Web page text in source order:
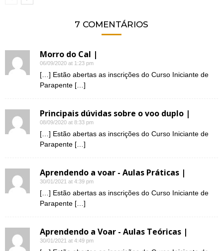
7 COMENTÁRIOS
Morro do Cal |
06/09/2020 at 1:23 pm
[…] Estão abertas as inscrições do Curso Iniciante de
Parapente […]
Principais dúvidas sobre o voo duplo |
08/09/2020 at 8:33 pm
[…] Estão abertas as inscrições do Curso Iniciante de
Parapente […]
Aprendendo a voar - Aulas Práticas |
30/01/2021 at 4:39 pm
[…] Estão abertas as inscrições do Curso Iniciante de
Parapente […]
Aprendendo a Voar - Aulas Teóricas |
30/01/2021 at 4:49 pm